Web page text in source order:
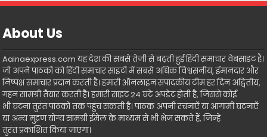
About Us
Aainaexpress.com यह देश की सबसे तेजी से बढ़ती हुई हिंदी समाचार वेबसाइट है।
जो अपने पाठकों को हिंदी समाचार साइटों में सबसे अधिक विश्वसनीय, ईमानदार और
निष्पक्ष समाचार प्रदान करती है। हमारी ऑनलाइन संपादकीय टीम हर दिन अद्वितीय,
गहन सामग्री तैयार करती है। हमारी साइट 24 घंटे अपडेट होती है, जिससे कोई
भी घटना तुरंत पाठकों तक पहुंच सकती है। पाठक अपनी रचनाएँ या आगामी घटनाएँ
या अन्य मुद्रण योग्य सामग्री ईमेल के माध्यम से भी भेज सकते हैं, जिन्हें
तुरंत प्रकाशित किया जाएगा।